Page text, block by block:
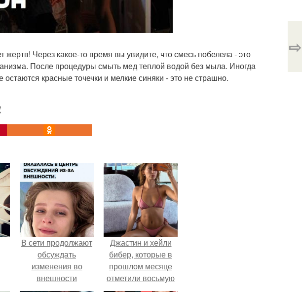
жертв! Через какое-то время вы увидите, что смесь побелела - это
После процедуры смыть мед теплой водой без мыла. Иногда
красные точечки и мелкие синяки - это не страшно.
⇨
В сети продолжают
обсуждать
изменения во
внешности
Джастин и хейли
бибер, которые в
прошлом месяце
отметили восьмую